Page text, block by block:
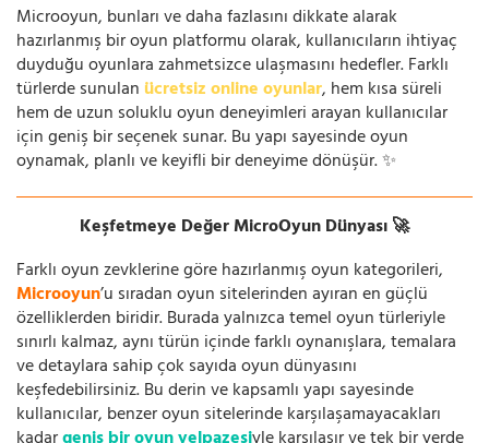
Microoyun, bunları ve daha fazlasını dikkate alarak
hazırlanmış bir oyun platformu olarak, kullanıcıların ihtiyaç
duyduğu oyunlara zahmetsizce ulaşmasını hedefler. Farklı
türlerde sunulan ücretsiz online oyunlar, hem kısa süreli
hem de uzun soluklu oyun deneyimleri arayan kullanıcılar
için geniş bir seçenek sunar. Bu yapı sayesinde oyun
oynamak, planlı ve keyifli bir deneyime dönüşür. ✨
Keşfetmeye Değer MicroOyun Dünyası 🚀
Farklı oyun zevklerine göre hazırlanmış oyun kategorileri,
Microoyun’u sıradan oyun sitelerinden ayıran en güçlü
özelliklerden biridir. Burada yalnızca temel oyun türleriyle
sınırlı kalmaz, aynı türün içinde farklı oynanışlara, temalara
ve detaylara sahip çok sayıda oyun dünyasını
keşfedebilirsiniz. Bu derin ve kapsamlı yapı sayesinde
kullanıcılar, benzer oyun sitelerinde karşılaşamayacakları